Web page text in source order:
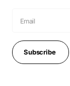
Subscribe